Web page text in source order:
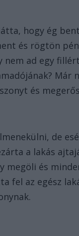
hogy ég
és rögtön
ad egy
Már
és
de
a lakás
megöli és
fel az egész